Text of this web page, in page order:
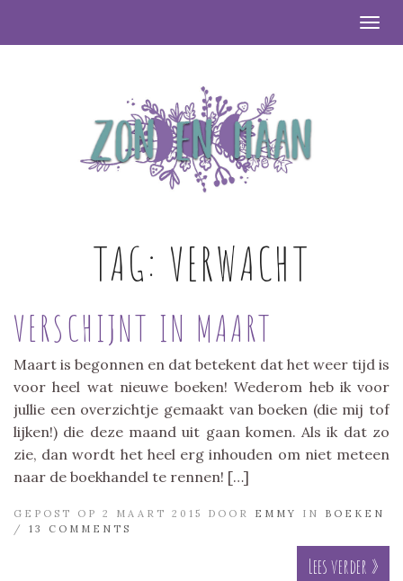
TAG: VERWACHT
VERSCHIJNT IN MAART
Maart is begonnen en dat betekent dat het weer tijd is
voor heel wat nieuwe boeken! Wederom heb ik voor
jullie een overzichtje gemaakt van boeken (die mij tof
lijken!) die deze maand uit gaan komen. Als ik dat zo
zie, dan wordt het heel erg inhouden om niet meteen
naar de boekhandel te rennen! […]
GEPOST OP 2 MAART 2015 DOOR EMMY IN BOEKEN
/ 13 COMMENTS
Lees verder »